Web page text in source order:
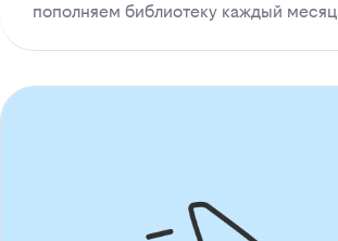
пополняем библиотеку каждый месяц